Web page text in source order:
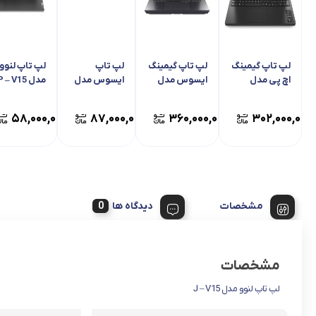
لپ تاپ گیمینگ
اچ پی مدل
AN0027WM
۳۰۲,۰۰۰,۰۰۰
لپ تاپ گیمینگ
ایسوس مدل
۳۶۰,۰۰۰,۰۰۰
لپ تاپ
ایسوس مدل
۸۷,۰۰۰,۰۰۰
لپ تاپ لنوو
مدل P – V15
۵۸,۰۰۰,۰۰۰
مشخصات دیدگاه ها
مشخصات
لپ تاپ لنوو مدل J – V15